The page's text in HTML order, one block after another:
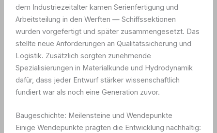
dem Industriezeitalter kamen Serienfertigung und
Arbeitsteilung in den Werften — Schiffssektionen
wurden vorgefertigt und später zusammengesetzt. Das
stellte neue Anforderungen an Qualitätssicherung und
Logistik. Zusätzlich sorgten zunehmende
Spezialisierungen in Materialkunde und Hydrodynamik
dafür, dass jeder Entwurf stärker wissenschaftlich
fundiert war als noch eine Generation zuvor.
Baugeschichte: Meilensteine und Wendepunkte
Einige Wendepunkte prägten die Entwicklung nachhaltig: